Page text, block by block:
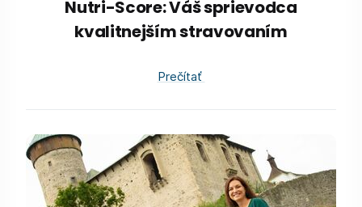
Nutri-Score: Váš sprievodca
kvalitnejším stravovaním
Prečítať